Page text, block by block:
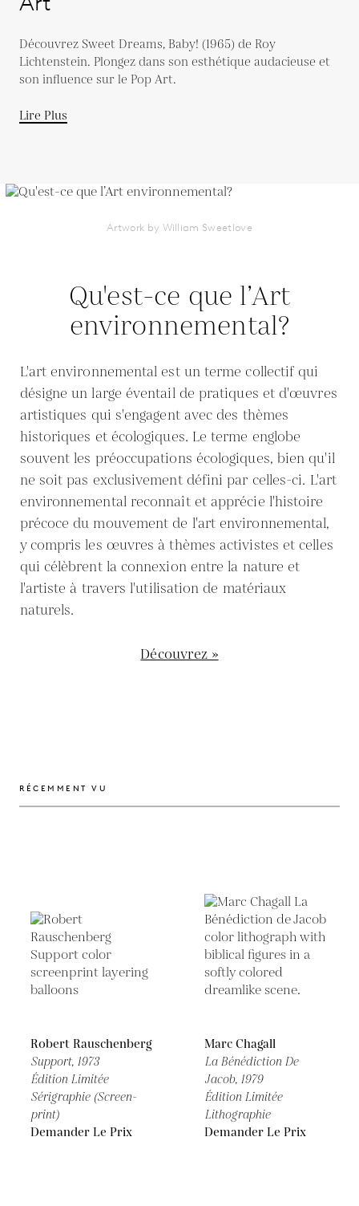
Découvrez Sweet Dreams, Baby! (1965) de Roy
Lichtenstein. Plongez dans son esthétique audacieuse et
son influence sur le Pop Art.
Lire Plus
Artwork by William Sweetlove
Qu'est-ce que l’Art
environnemental?
L'art environnemental est un terme collectif qui
désigne un large éventail de pratiques et d'œuvres
artistiques qui s'engagent avec des thèmes
historiques et écologiques. Le terme englobe
souvent les préoccupations écologiques, bien qu'il
ne soit pas exclusivement défini par celles-ci. L'art
environnemental reconnaît et apprécie l'histoire
précoce du mouvement de l'art environnemental,
y compris les œuvres à thèmes activistes et celles
qui célèbrent la connexion entre la nature et
l'artiste à travers l'utilisation de matériaux
naturels.
Découvrez »
RÉCEMMENT VU
Robert Rauschenberg
Support, 1973
Édition Limitée
Sérigraphie (Screen-
print)
Demander Le Prix
Marc Chagall
La Bénédiction De
Jacob, 1979
Édition Limitée
Lithographie
Demander Le Prix